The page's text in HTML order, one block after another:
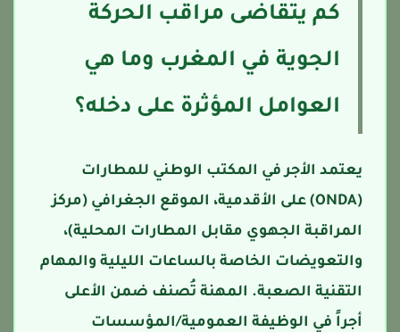
كم يتقاضى مراقب الحركة
الجوية في المغرب وما هي
العوامل المؤثرة على دخله؟
يعتمد الأجر في المكتب الوطني للمطارات
(ONDA) على الأقدمية، الموقع الجغرافي (مركز
المراقبة الجهوي مقابل المطارات المحلية)،
والتعويضات الخاصة بالساعات الليلية والمهام
التقنية الصعبة. المهنة تُصنف ضمن الأعلى
أجراً في الوظيفة العمومية/المؤسسات